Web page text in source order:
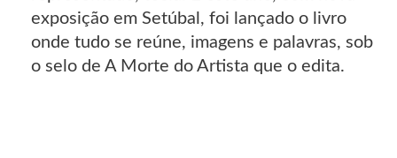
exposição em Setúbal, foi lançado o livro
onde tudo se reúne, imagens e palavras, sob
o selo de A Morte do Artista que o edita.